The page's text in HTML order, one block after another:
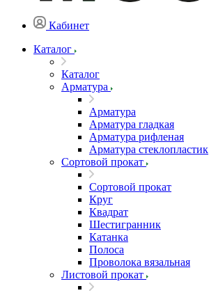
Кабинет
Каталог
Каталог
Арматура
Арматура
Арматура гладкая
Арматура рифленая
Арматура стеклопластик
Сортовой прокат
Сортовой прокат
Круг
Квадрат
Шестигранник
Катанка
Полоса
Проволока вязальная
Листовой прокат